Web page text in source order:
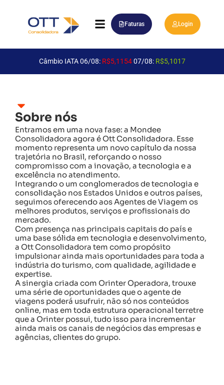
Faturas Login
Câmbio IATA 06/08: R$5,115407/08: R$5,1017
Sobre nós
Entramos em uma nova fase: a Mondee
Consolidadora agora é Ott Consolidadora. Esse
momento representa um novo capítulo da nossa
trajetória no Brasil, reforçando o nosso
compromisso com a inovação, a tecnologia e a
excelência no atendimento.
Integrando o um conglomerados de tecnologia e
consolidação nos Estados Unidos e outros países,
seguimos oferecendo aos Agentes de Viagem os
melhores produtos, serviços e profissionais do
mercado.
Com presença nas principais capitais do país e
uma base sólida em tecnologia e desenvolvimento,
a Ott Consolidadora tem como propósito
impulsionar ainda mais oportunidades para toda a
indústria do turismo, com qualidade, agilidade e
expertise.
A sinergia criada com Orinter Operadora, trouxe
uma série de oportunidades que o agente de
viagens poderá usufruir, não só nos conteúdos
online, mas em toda estrutura operacional terretre
que a Orinter possui, tudo isso para incrementar
ainda mais os canais de negócios das empresas e
agências, clientes do grupo.